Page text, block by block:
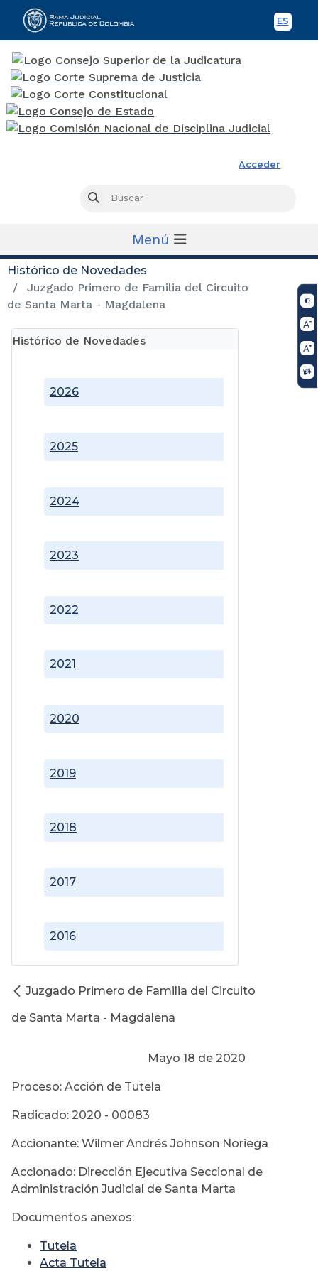
ES
Acceder
Buscar
Menú
Histórico de Novedades
Juzgado Primero de Familia del Circuito
de Santa Marta - Magdalena
Histórico de Novedades
2016
2017
2018
2019
2020
2021
2022
2023
2024
2025
2026
Juzgado Primero de Familia del Circuito
de Santa Marta - Magdalena
Mayo 18 de 2020
Proceso: Acción de Tutela
Radicado: 2020 - 00083
Accionante: Wilmer Andrés Johnson Noriega
Accionado: Dirección Ejecutiva Seccional de
Administración Judicial de Santa Marta
Documentos anexos:
Tutela
Acta Tutela